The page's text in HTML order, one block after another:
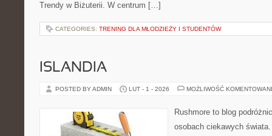
Trendy w Biżuterii. W centrum […]
CATEGORIES: TRENING DLA MŁODZIEŻY I STUDENTÓW
ISLANDIA
POSTED BY ADMIN LUT - 1 - 2026 MOŻLIWOŚĆ
Rushmore to blog
osobach ciekawych